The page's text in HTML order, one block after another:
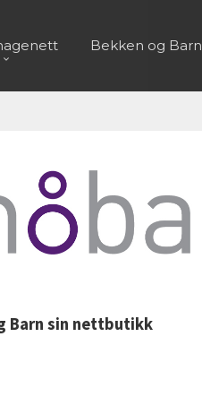
Bekken og Barn
Barn sin nettbutikk